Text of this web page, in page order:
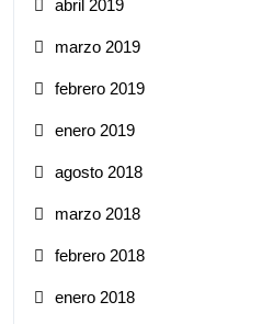
abril 2019
marzo 2019
febrero 2019
enero 2019
agosto 2018
marzo 2018
febrero 2018
enero 2018